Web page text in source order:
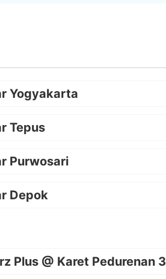
Yogyakarta
Tepus
Purwosari
Depok
Plus @ Karet Pedurenan 3